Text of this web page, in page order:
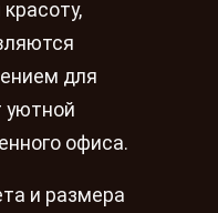
для
уютной
офиса.
и размера